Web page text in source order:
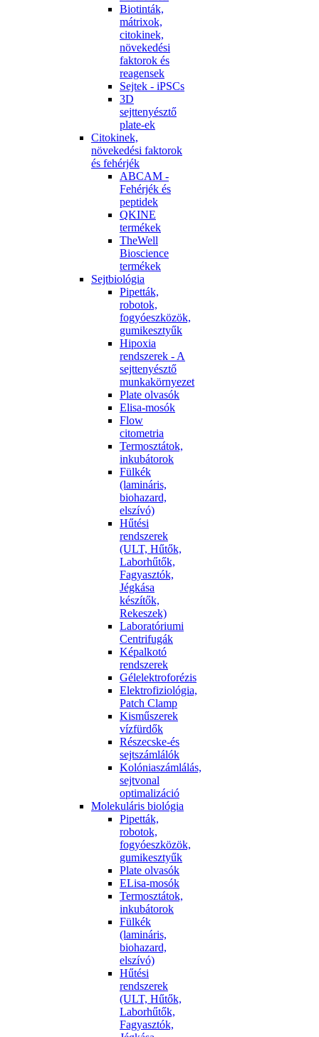
Biotinták,
mátrixok,
citokinek,
növekedési
faktorok és
reagensek
Sejtek - iPSCs
3D
sejttenyésztő
plate-ek
Citokinek,
növekedési faktorok
és fehérjék
ABCAM -
Fehérjék és
peptidek
QKINE
termékek
TheWell
Bioscience
termékek
Sejtbiológia
Pipetták,
robotok,
fogyóeszközök,
gumikesztyűk
Hipoxia
rendszerek - A
sejttenyésztő
munkakörnyezet
Plate olvasók
Elisa-mosók
Flow
citometria
Termosztátok,
inkubátorok
Fülkék
(lamináris,
biohazard,
elszívó)
Hűtési
rendszerek
(ULT, Hűtők,
Laborhűtők,
Fagyasztók,
Jégkása
készítők,
Rekeszek)
Laboratóriumi
Centrifugák
Képalkotó
rendszerek
Gélelektroforézis
Elektrofiziológia,
Patch Clamp
Kisműszerek
vízfürdők
Részecske-és
sejtszámlálók
Kolóniaszámlálás,
sejtvonal
optimalizáció
Molekuláris biológia
Pipetták,
robotok,
fogyóeszközök,
gumikesztyűk
Plate olvasók
ELisa-mosók
Termosztátok,
inkubátorok
Fülkék
(lamináris,
biohazard,
elszívó)
Hűtési
rendszerek
(ULT, Hűtők,
Laborhűtők,
Fagyasztók,